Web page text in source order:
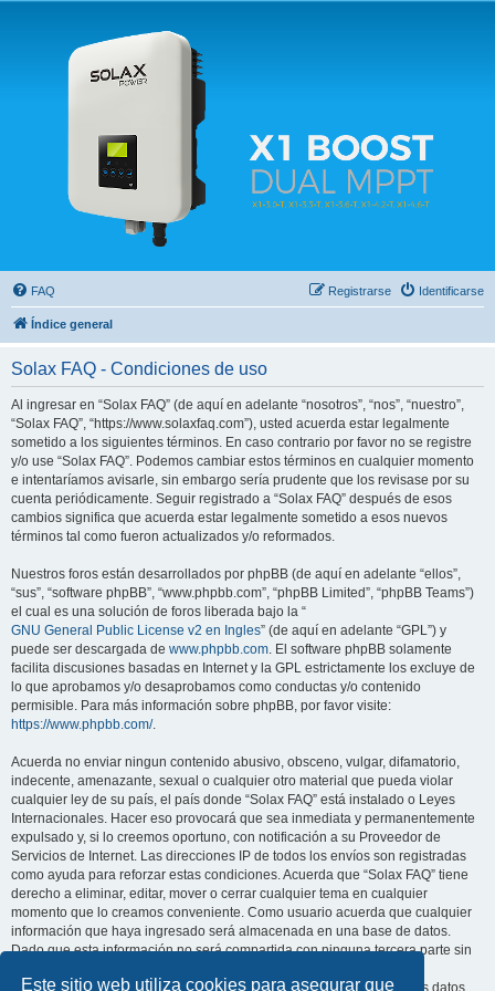
Este sitio web utiliza cookies para asegurar que
Solax FAQ
Lugar para intercambiar dudas sobre inversores solares Solax y temas relacionados.
FAQ Identificarse
Registrarse
Índice general
Solax FAQ - Condiciones de uso
Al ingresar en “Solax FAQ” (de aquí en adelante “nosotros”, “nos”, “nuestro”,
“Solax FAQ”, “https://www.solaxfaq.com”), usted acuerda estar legalmente
sometido a los siguientes términos. En caso contrario por favor no se registre
y/o use “Solax FAQ”. Podemos cambiar estos términos en cualquier momento
e intentaríamos avisarle, sin embargo sería prudente que los revisase por su
cuenta periódicamente. Seguir registrado a “Solax FAQ” después de esos
cambios significa que acuerda estar legalmente sometido a esos nuevos
términos tal como fueron actualizados y/o reformados.
Nuestros foros están desarrollados por phpBB (de aquí en adelante “ellos”,
“sus”, “software phpBB”, “www.phpbb.com”, “phpBB Limited”, “phpBB Teams”)
el cual es una solución de foros liberada bajo la “
GNU General Public License v2 en Ingles” (de aquí en adelante “GPL”) y
puede ser descargada de www.phpbb.com. El software phpBB solamente
facilita discusiones basadas en Internet y la GPL estrictamente los excluye de
lo que aprobamos y/o desaprobamos como conductas y/o contenido
permisible. Para más información sobre phpBB, por favor visite:
https://www.phpbb.com/.
Acuerda no enviar ningun contenido abusivo, obsceno, vulgar, difamatorio,
indecente, amenazante, sexual o cualquier otro material que pueda violar
cualquier ley de su país, el país donde “Solax FAQ” está instalado o Leyes
Internacionales. Hacer eso provocará que sea inmediata y permanentemente
expulsado y, si lo creemos oportuno, con notificación a su Proveedor de
Servicios de Internet. Las direcciones IP de todos los envíos son registradas
como ayuda para reforzar estas condiciones. Acuerda que “Solax FAQ” tiene
derecho a eliminar, editar, mover o cerrar cualquier tema en cualquier
momento que lo creamos conveniente. Como usuario acuerda que cualquier
información que haya ingresado será almacenada en una base de datos.
Dado que esta información no será compartida con ninguna tercera parte sin
responsables por cualquier intento de hacking que conlleve a que los datos